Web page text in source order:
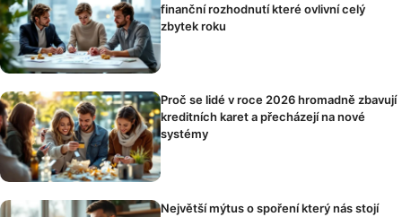
finanční rozhodnutí které ovlivní celý
zbytek roku
Proč se lidé v roce 2026 hromadně zbavují
kreditních karet a přecházejí na nové
systémy
Největší mýtus o spoření který nás stojí